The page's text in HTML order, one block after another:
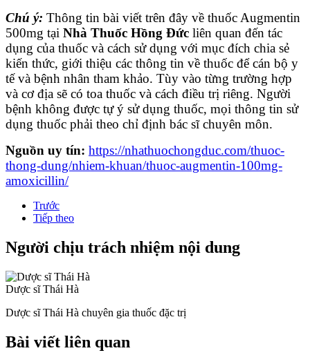
Chú ý: Thông tin bài viết trên đây về thuốcAugmentin
500mg tại Nhà Thuốc Hồng Đức liên quan đến tác
dụng của thuốc và cách sử dụng với mục đích chia sẻ
kiến thức, giới thiệu các thông tin về thuốc để cán bộ y
tế và bệnh nhân tham khảo. Tùy vào từng trường hợp
và cơ địa sẽ có toa thuốc và cách điều trị riêng. Người
bệnh không được tự ý sử dụng thuốc, mọi thông tin sử
dụng thuốc phải theo chỉ định bác sĩ chuyên môn.
Nguồn uy tín: https://nhathuochongduc.com/thuoc-
thong-dung/nhiem-khuan/thuoc-augmentin-100mg-
amoxicillin/
Trước
Tiếp theo
Người chịu trách nhiệm nội dung
Dược sĩ Thái Hà
Dược sĩ Thái Hà chuyên gia thuốc đặc trị
Bài viết liên quan